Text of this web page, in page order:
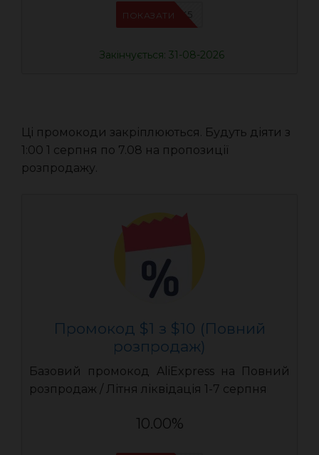
IFPJJWK5
ПОКАЗАТИ
Закінчується: 31-08-2026
Ці промокоди закріплюються. Будуть діяти з
1:00 1 серпня по 7.08 на пропозиції
розпродажу.
Промокод $1 з $10 (Повний
розпродаж)
Базовий промокод AliExpress на Повний
розпродаж / Літня ліквідація 1-7 серпня
10.00%